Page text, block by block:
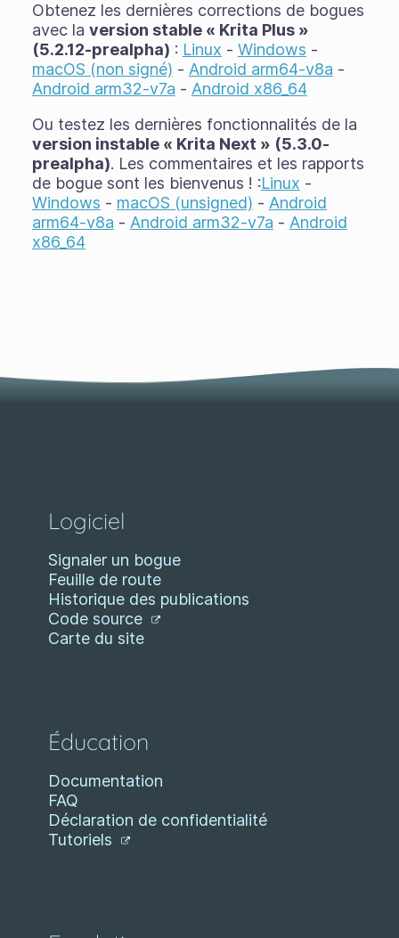
Obtenez les dernières corrections de bogues
avec la version stable « Krita Plus »
(5.2.12-prealpha) : Linux - Windows -
macOS (non signé) - Android arm64-v8a -
Android arm32-v7a - Android x86_64
Ou testez les dernières fonctionnalités de la
version instable « Krita Next » (5.3.0-
prealpha). Les commentaires et les rapports
de bogue sont les bienvenus ! :Linux -
Windows - macOS (unsigned) - Android
arm64-v8a - Android arm32-v7a - Android
x86_64
Logiciel
Signaler un bogue
Feuille de route
Historique des publications
Code source
Carte du site
Éducation
Documentation
FAQ
Déclaration de confidentialité
Tutoriels